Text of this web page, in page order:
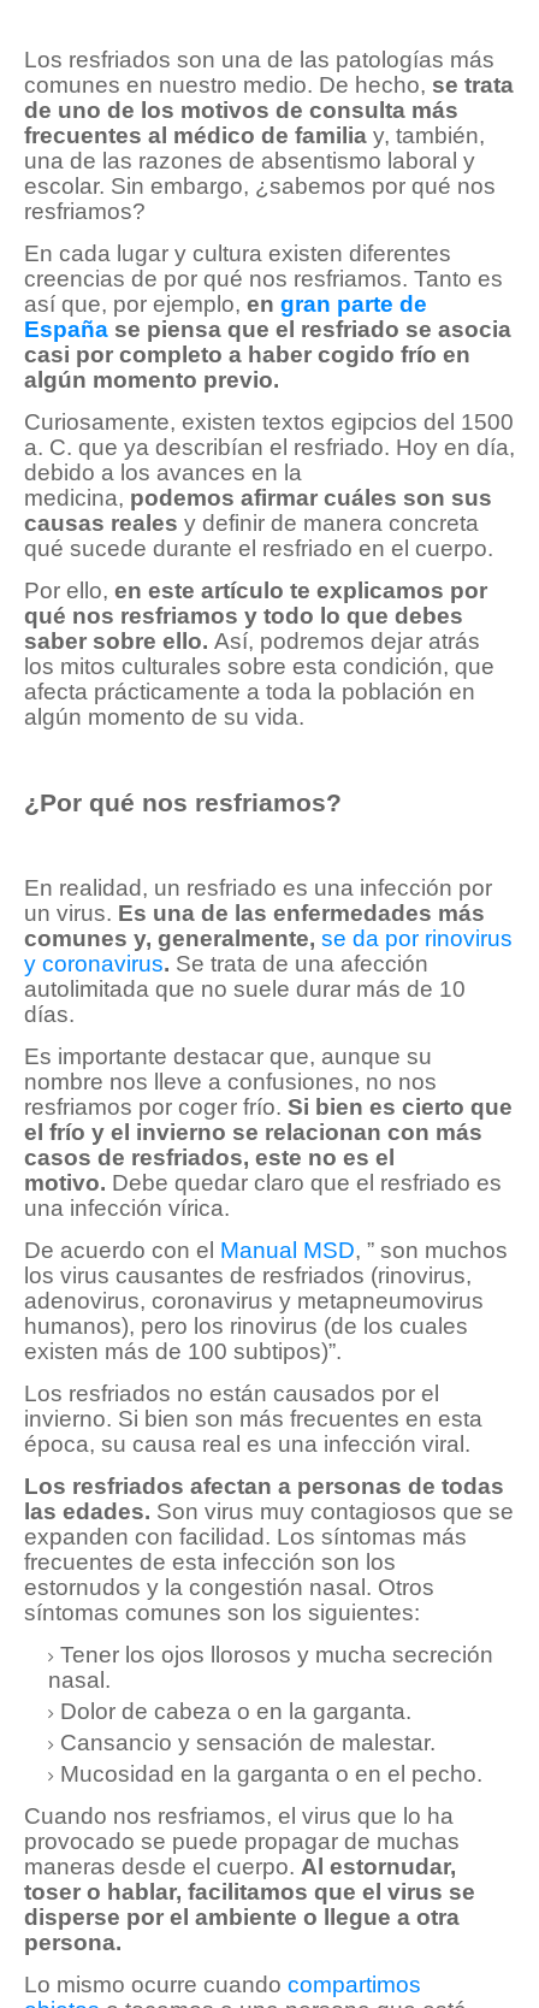
Los resfriados son una de las patologías más
comunes en nuestro medio. De hecho, se trata
de uno de los motivos de consulta más
frecuentes al médico de familia y, también,
una de las razones de absentismo laboral y
escolar. Sin embargo, ¿sabemos por qué nos
resfriamos?
En cada lugar y cultura existen diferentes
creencias de por qué nos resfriamos. Tanto es
así que, por ejemplo, en gran parte de
España se piensa que el resfriado se asocia
casi por completo a haber cogido frío en
algún momento previo.
Curiosamente, existen textos egipcios del 1500
a. C. que ya describían el resfriado. Hoy en día,
debido a los avances en la
medicina, podemos afirmar cuáles son sus
causas reales y definir de manera concreta
qué sucede durante el resfriado en el cuerpo.
Por ello, en este artículo te explicamos por
qué nos resfriamos y todo lo que debes
saber sobre ello. Así, podremos dejar atrás
los mitos culturales sobre esta condición, que
afecta prácticamente a toda la población en
algún momento de su vida.
¿Por qué nos resfriamos?
En realidad, un resfriado es una infección por
un virus. Es una de las enfermedades más
comunes y, generalmente, se da por rinovirus
y coronavirus. Se trata de una afección
autolimitada que no suele durar más de 10
días.
Es importante destacar que, aunque su
nombre nos lleve a confusiones, no nos
resfriamos por coger frío. Si bien es cierto que
el frío y el invierno se relacionan con más
casos de resfriados, este no es el
motivo. Debe quedar claro que el resfriado es
una infección vírica.
De acuerdo con el Manual MSD, ” son muchos
los virus causantes de resfriados (rinovirus,
adenovirus, coronavirus y metapneumovirus
humanos), pero los rinovirus (de los cuales
existen más de 100 subtipos)”.
Los resfriados no están causados por el
invierno. Si bien son más frecuentes en esta
época, su causa real es una infección viral.
Los resfriados afectan a personas de todas
las edades. Son virus muy contagiosos que se
expanden con facilidad. Los síntomas más
frecuentes de esta infección son los
estornudos y la congestión nasal. Otros
síntomas comunes son los siguientes:
Tener los ojos llorosos y mucha secreción
nasal.
Dolor de cabeza o en la garganta.
Cansancio y sensación de malestar.
Mucosidad en la garganta o en el pecho.
Cuando nos resfriamos, el virus que lo ha
provocado se puede propagar de muchas
maneras desde el cuerpo. Al estornudar,
toser o hablar, facilitamos que el virus se
disperse por el ambiente o llegue a otra
persona.
Lo mismo ocurre cuando compartimos